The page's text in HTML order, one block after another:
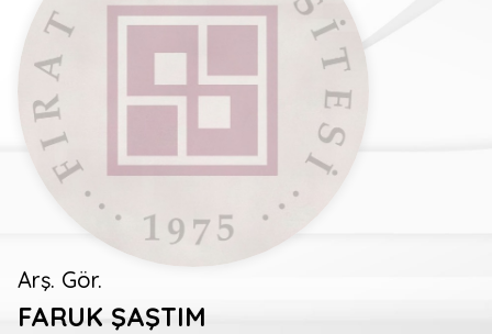
Arş. Gör.
FARUK ŞAŞTIM